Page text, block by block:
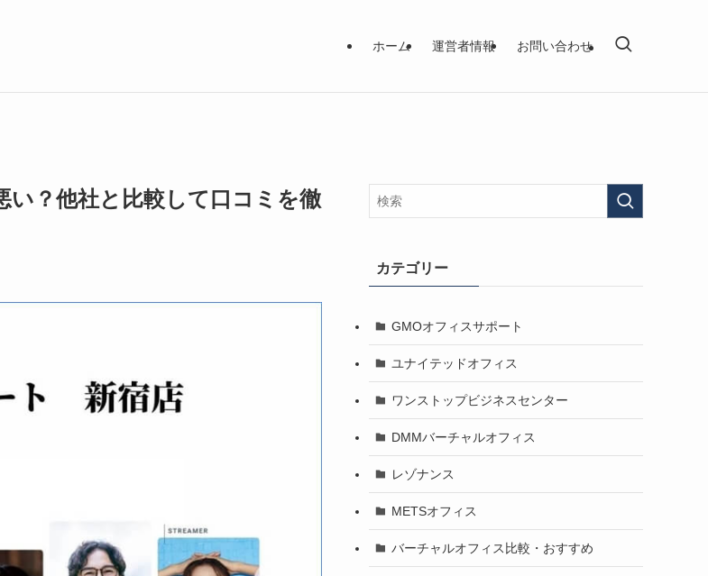
ホーム 運営者情報 お問い合わせ
い？他社と比較して口コミを徹
カテゴリー
GMOオフィスサポート
ユナイテッドオフィス
ワンストップビジネスセンター
DMMバーチャルオフィス
レゾナンス
METSオフィス
バーチャルオフィス比較・おすすめ